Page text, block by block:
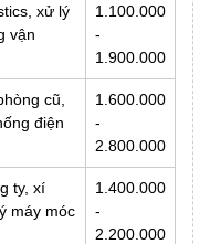
xử lý
vận
1.100.000
-
1.900.000
cũ,
điện
1.600.000
-
2.800.000
ty, xí
máy móc
1.400.000
-
2.200.000